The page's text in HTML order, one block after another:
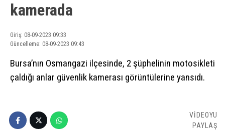
kamerada
Giriş: 08-09-2023 09:33
Güncelleme: 08-09-2023 09:43
Bursa’nın Osmangazi ilçesinde, 2 şüphelinin motosikleti
çaldığı anlar güvenlik kamerası görüntülerine yansıdı.
VİDEOYU
PAYLAŞ